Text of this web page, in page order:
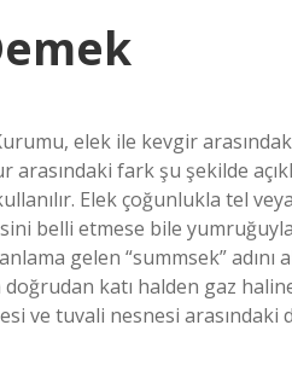
elek ile kevgir
arasındaki fark şu şekilde
Elek çoğunlukla tel
belli etmese bile
gelen “summsek” adını
doğrudan katı halden gaz
ve tuvali nesnesi